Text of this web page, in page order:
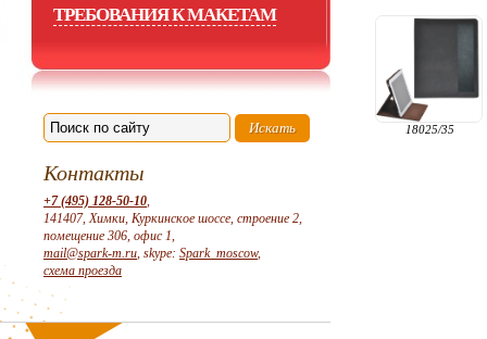
ТРЕБОВАНИЯ К МАКЕТАМ
Контакты
+7 (495) 128-50-10,
141407, Химки, Куркинское шоссе, строение 2,
помещение 306, офис 1,
mail@spark-m.ru, skype: Spark_moscow,
схема проезда
18025/35